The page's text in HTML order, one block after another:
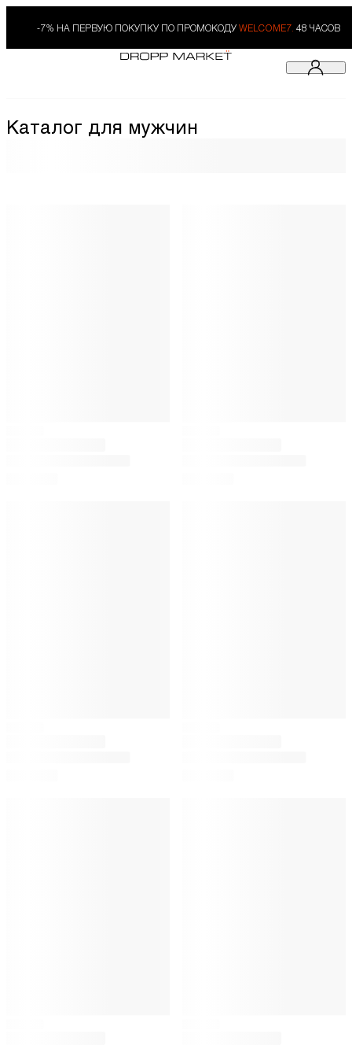
-7% НА ПЕРВУЮ ПОКУПКУ ПО ПРОМОКОДУ WELCOME7. 48 ЧАСОВ
Каталог для мужчин